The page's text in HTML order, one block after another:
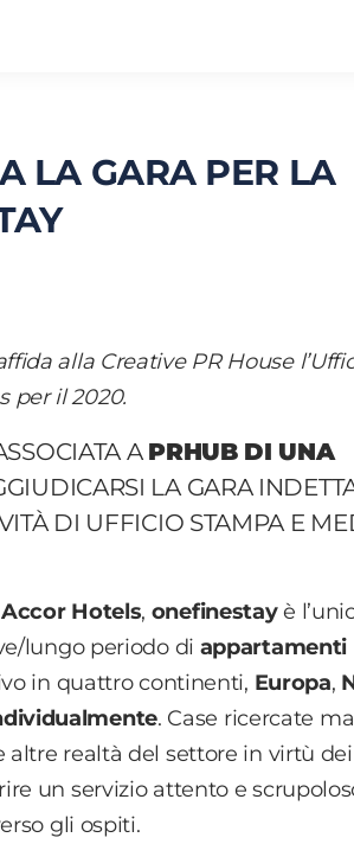
LA GARA PER LA
alla Creative PR House
per il 2020.
A PRHUB DI UNA
LA GARA
DI UFFICIO STAMPA E
Accor Hotels, onefinestayè
lungo periodo di appartamenti
in quattro continenti, Europa,
. Case ricercate
realtà del settore in virtù
un servizio attento e
gli ospiti.